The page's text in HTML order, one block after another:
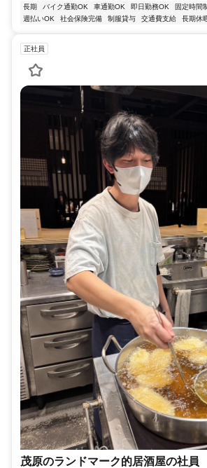
長期 バイク通勤OK 車通勤OK 即日勤務OK 固定時間
週払いOK
社会保険完備 制服貸与 交通費支給 長期休
正社員
茂原のランドマーク的居酒屋の社員